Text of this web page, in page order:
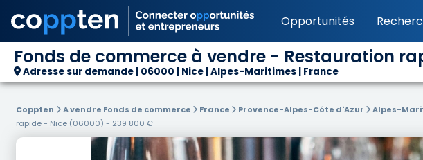
Opportunités
Fonds de commerce à vendre - Restauration
Adresse sur demande | 06000 | Nice | Alpes-Maritimes | France
Coppten A vendre Fonds de commerce France Provence-Alpes-Côte d'Azur Alpes-
rapide - Nice (06000) - 239 800 €